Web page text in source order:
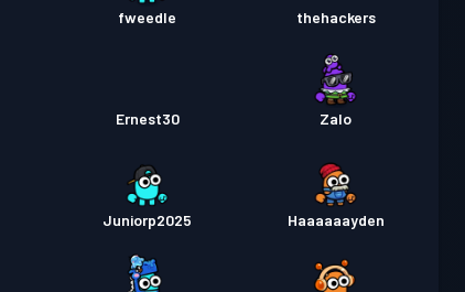
fweedle thehackers
Ernest30 Zalo
Juniorp2025 Haaaaaayden